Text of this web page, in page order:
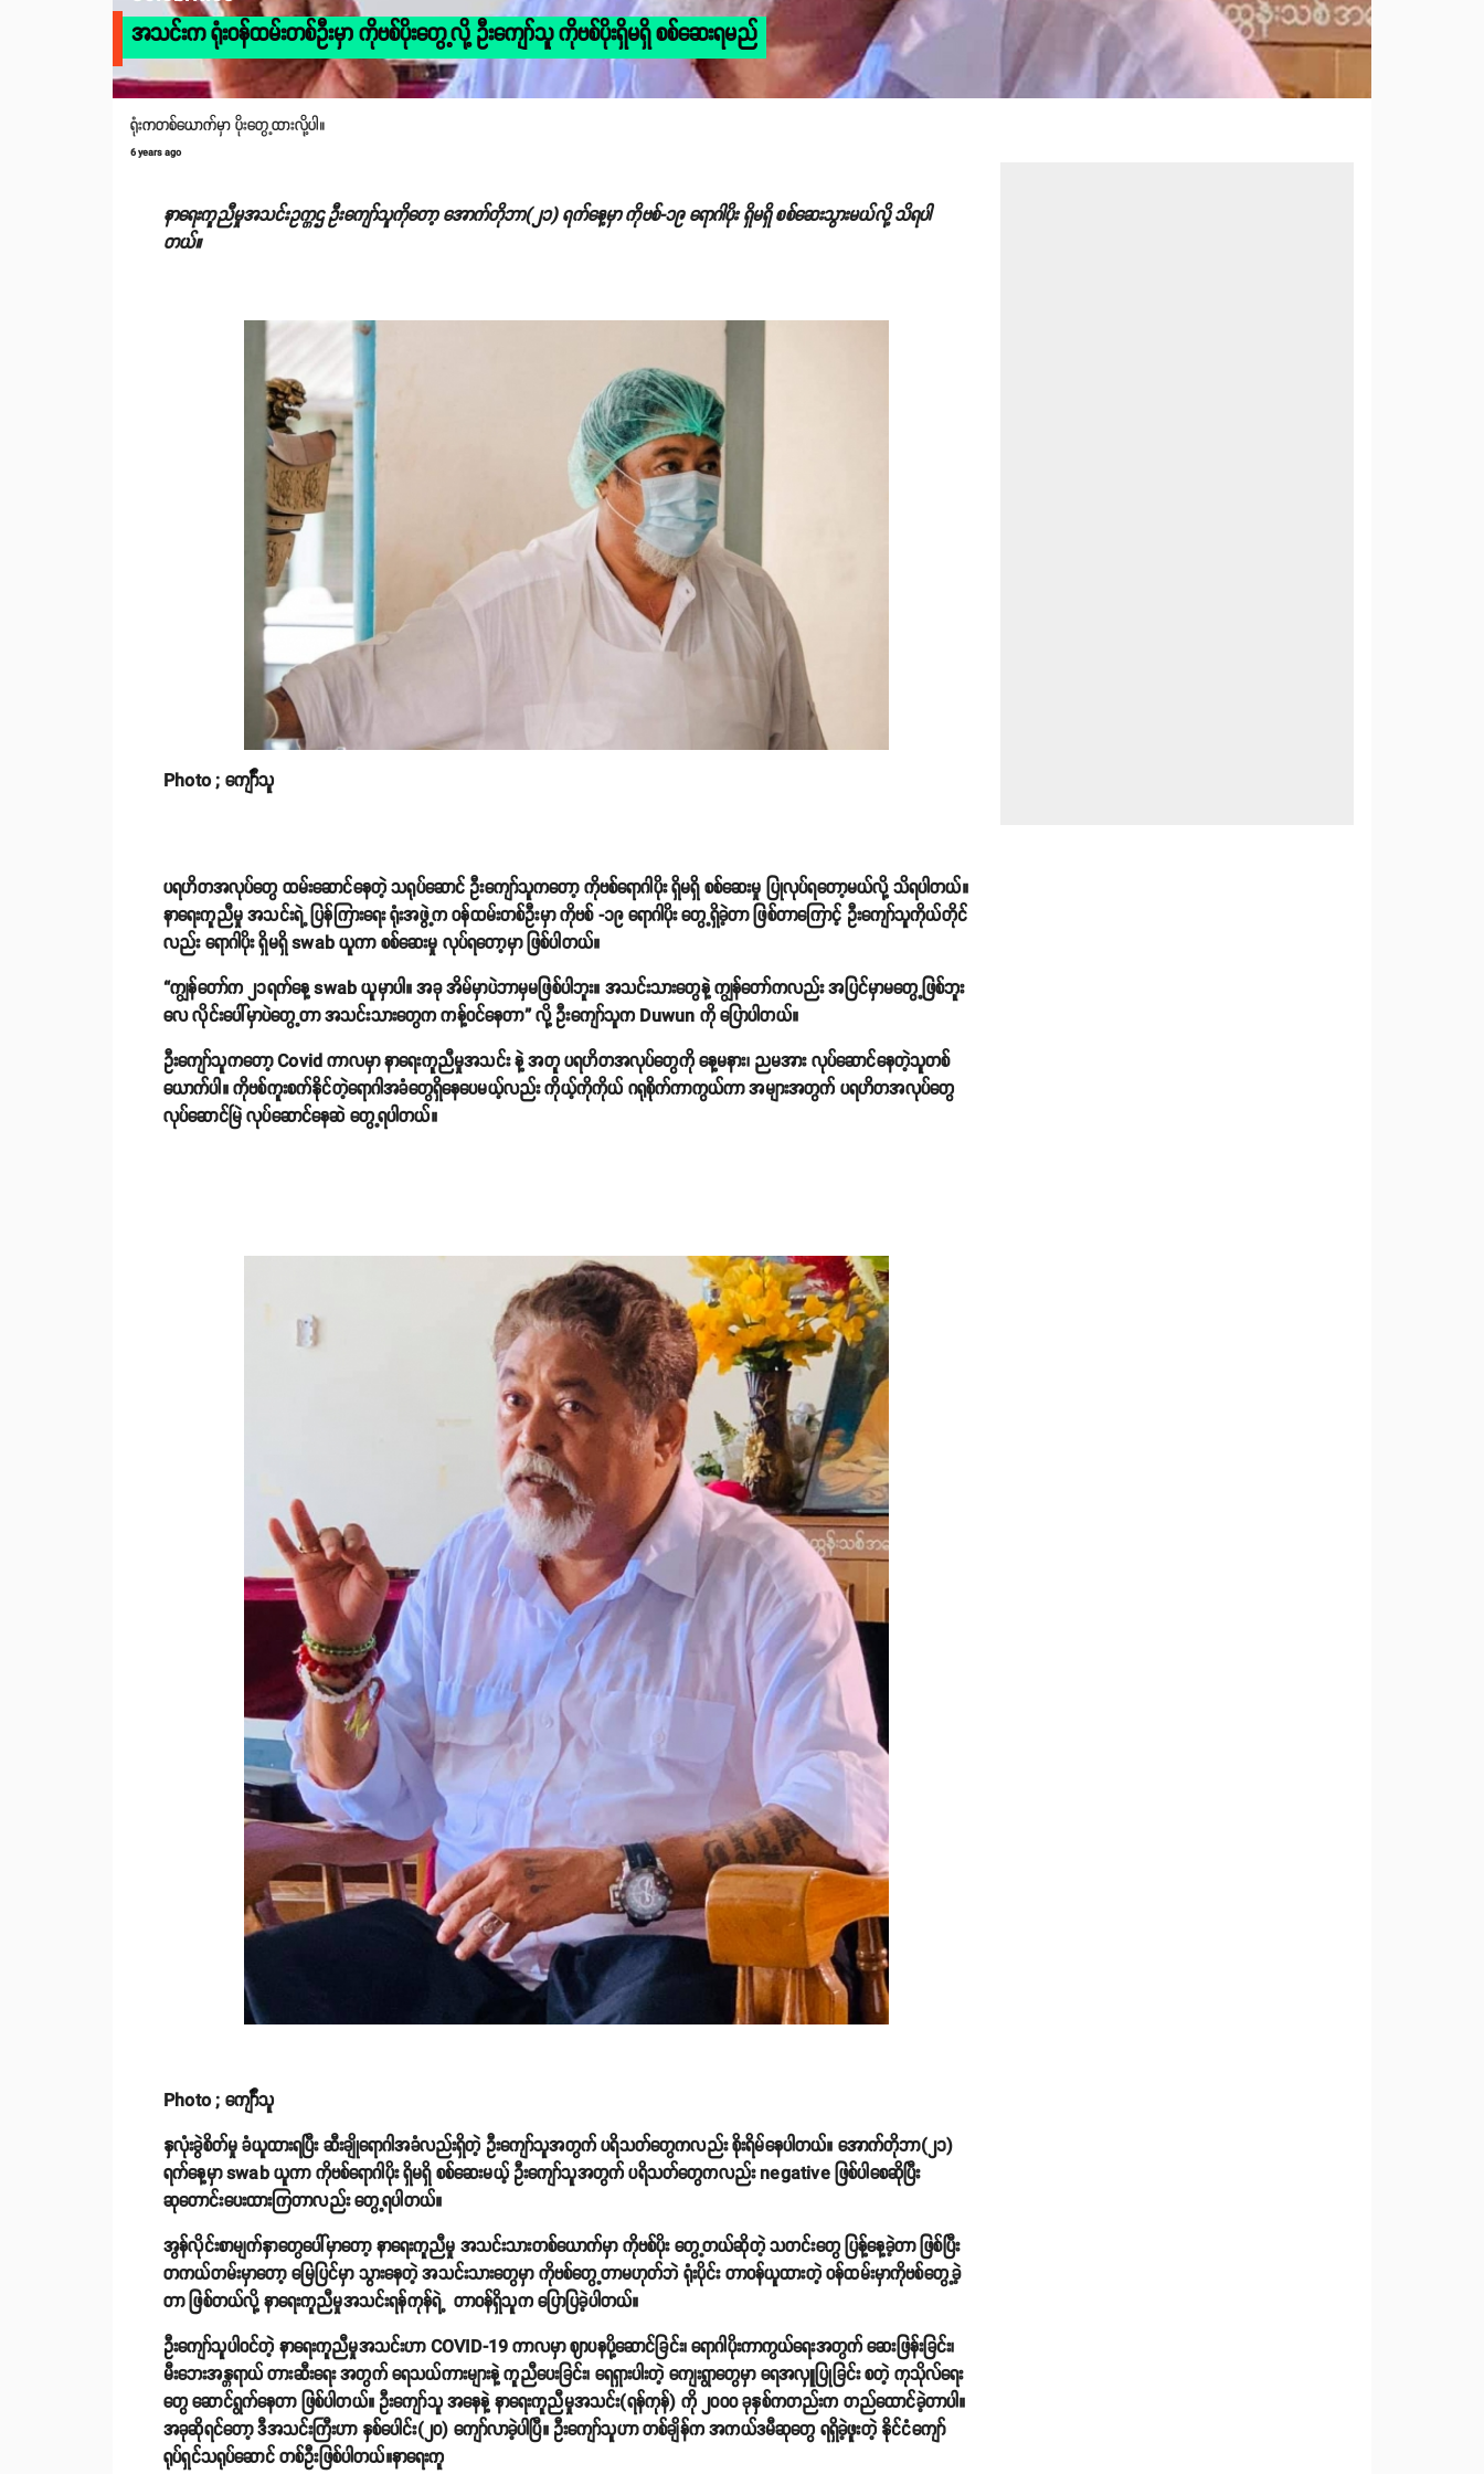
အသင်းက ရုံးဝန်ထမ်းတစ်ဦးမှာ ကိုဗစ်ပိုးတွေ့လို့ ဦးကျော်သူ ကိုဗစ်ပိုးရှိမရှိ စစ်ဆေးရမည်
ရုံးကတစ်ယောက်မှာ ပိုးတွေ့ထားလို့ပါ။
6 years ago
နာရေးကူညီမှုအသင်းဥက္ကဌ ဦးကျော်သူကိုတော့ အောက်တိုဘာ(၂၁) ရက်နေ့မှာ ကိုဗစ်-၁၉ ရောဂါပိုး ရှိမရှိ စစ်ဆေးသွားမယ်လို့ သိရပါ
တယ်။
Photo ; ကျော်််သူ
ပရဟိတအလုပ်တွေ ထမ်းဆောင်နေတဲ့ သရုပ်ဆောင် ဦးကျော်သူကတော့ ကိုဗစ်ရောဂါပိုး ရှိမရှိ စစ်ဆေးမှု ပြုလုပ်ရတော့မယ်လို့ သိရပါတယ်။
နာရေးကူညီမှု အသင်းရဲ့ ပြန်ကြားရေး ရုံးအဖွဲ့က ဝန်ထမ်းတစ်ဦးမှာ ကိုဗစ် -၁၉ ရောဂါပိုး တွေ့ရှိခဲ့တာ ဖြစ်တာကြောင့် ဦးကျော်သူကိုယ်တိုင်
လည်း ရောဂါပိုး ရှိမရှိ swab ယူကာ စစ်ဆေးမှု လုပ်ရတော့မှာ ဖြစ်ပါတယ်။
“ကျွန်တော်က ၂၁ရက်နေ့ swab ယူမှာပါ။ အခု အိမ်မှာပဲဘာမှမဖြစ်ပါဘူး။ အသင်းသားတွေနဲ့ ကျွန်တော်ကလည်း အပြင်မှာမတွေ့ဖြစ်ဘူး
လေ လိုင်းပေါ်မှာပဲတွေ့တာ အသင်းသားတွေက ကန့်ဝင်နေတာ” လို့ ဦးကျော်သူက Duwun ကို ပြောပါတယ်။
ဦးကျော်သူကတော့ Covid ကာလမှာ နာရေးကူညီမှုအသင်း နဲ့ အတူ ပရဟိတအလုပ်တွေကို နေ့မနား၊ ညမအား လုပ်ဆောင်နေတဲ့သူတစ်
ယောက်ပါ။ ကိုဗစ်ကူးစက်နိုင်တဲ့ရောဂါအခံတွေရှိနေပေမယ့်လည်း ကိုယ့်ကိုကိုယ် ဂရုစိုက်ကာကွယ်ကာ အများအတွက် ပရဟိတအလုပ်တွေ
လုပ်ဆောင်မြဲ လုပ်ဆောင်နေဆဲ တွေ့ရပါတယ်။
Photo ; ကျော်််သူ
နှလုံးခွဲစိတ်မှု ခံယူထားရပြီး ဆီးချိုရောဂါအခံလည်းရှိတဲ့ ဦးကျော်သူအတွက် ပရိသတ်တွေကလည်း စိုးရိမ်နေပါတယ်။ အောက်တိုဘာ(၂၁)
ရက်နေ့မှာ swab ယူကာ ကိုဗစ်ရောဂါပိုး ရှိမရှိ စစ်ဆေးမယ့် ဦးကျော်သူအတွက် ပရိသတ်တွေကလည်း negative ဖြစ်ပါစေဆိုပြီး
ဆုတောင်းပေးထားကြတာလည်း တွေ့ရပါတယ်။
အွန်လိုင်းစာမျက်နှာတွေပေါ်မှာတော့ နာရေးကူညီမှု အသင်းသားတစ်ယောက်မှာ ကိုဗစ်ပိုး တွေ့တယ်ဆိုတဲ့ သတင်းတွေ ပြန့်နေ့ခဲ့တာ ဖြစ်ပြီး
တကယ်တမ်းမှာတော့ မြေပြင်မှာ သွားနေတဲ့ အသင်းသားတွေမှာ ကိုဗစ်တွေ့တာမဟုတ်ဘဲ ရုံးပိုင်း တာဝန်ယူထားတဲ့ ဝန်ထမ်းမှာကိုဗစ်တွေ့ခဲ့
တာ ဖြစ်တယ်လို့ နာရေးကူညီမှုအသင်းရန်ကုန်ရဲ့ တာဝန်ရှိသူက ပြောပြခဲ့ပါတယ်။
ဦးကျော်သူပါဝင်တဲ့ နာရေးကူညီမှုအသင်းဟာ COVID-19 ကာလမှာ ဈာပနပို့ဆောင်ခြင်း၊ ရောဂါပိုးကာကွယ်ရေးအတွက် ဆေးဖြန်းခြင်း၊
မီးဘေးအန္တရာယ် တားဆီးရေး အတွက် ရေသယ်ကားများနဲ့ ကူညီပေးခြင်း၊ ရေရှားပါးတဲ့ ကျေးရွာတွေမှာ ရေအလှူပြုခြင်း စတဲ့ ကုသိုလ်ရေး
တွေ ဆောင်ရွက်နေတာ ဖြစ်ပါတယ်။ ဦးကျော်သူ အနေနဲ့ နာရေးကူညီမှုအသင်း(ရန်ကုန်) ကို ၂၀၀၀ ခုနှစ်ကတည်းက တည်ထောင်ခဲ့တာပါ။
အခုဆိုရင်တော့ ဒီအသင်းကြီးဟာ နှစ်ပေါင်း(၂၀) ကျော်လာခဲ့ပါပြီ။ ဦးကျော်သူဟာ တစ်ချိန်က အကယ်ဒမီဆုတွေ ရရှိခဲ့ဖူးတဲ့ နိုင်ငံကျော်
ရုပ်ရှင်သရုပ်ဆောင် တစ်ဦးဖြစ်ပါတယ်။နာရေးကူ